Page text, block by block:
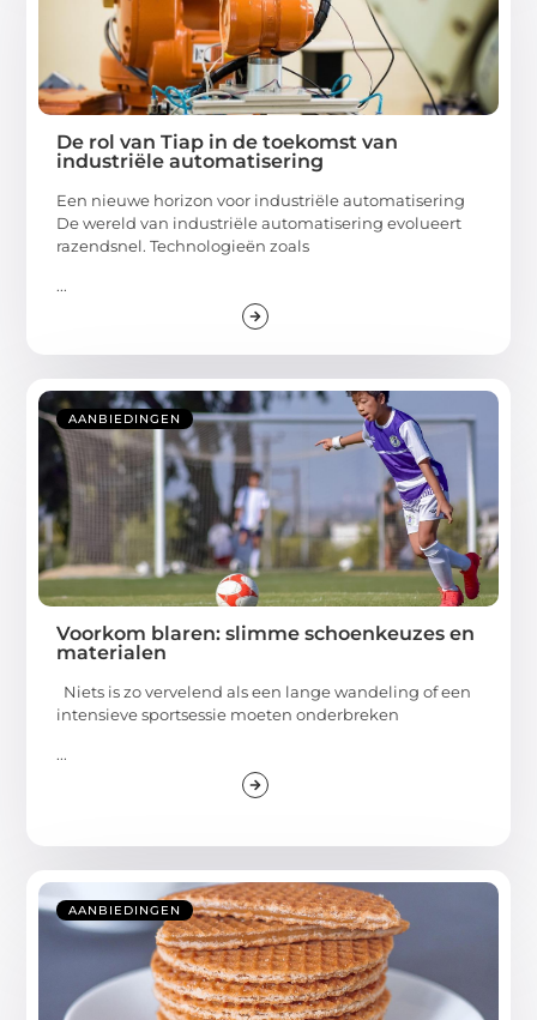
De rol van Tiap in de toekomst van
industriële automatisering
Een nieuwe horizon voor industriële automatisering
De wereld van industriële automatisering evolueert
razendsnel. Technologieën zoals
...
AANBIEDINGEN
Voorkom blaren: slimme schoenkeuzes en
materialen
Niets is zo vervelend als een lange wandeling of een
intensieve sportsessie moeten onderbreken
...
AANBIEDINGEN